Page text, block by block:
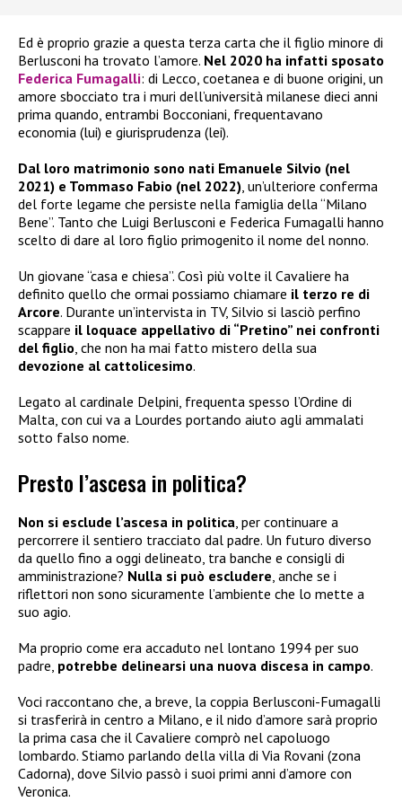
Ed è proprio grazie a questa terza carta che il figlio minore di
Berlusconi ha trovato l’amore. Nel 2020 ha infatti sposato
Federica Fumagalli: di Lecco, coetanea e di buone origini, un
amore sbocciato tra i muri dell’università milanese dieci anni
prima quando, entrambi Bocconiani, frequentavano
economia (lui) e giurisprudenza (lei).
Dal loro matrimonio sono nati Emanuele Silvio (nel
2021) e Tommaso Fabio (nel 2022) , un’ulteriore conferma
del forte legame che persiste nella famiglia della “Milano
Bene”. Tanto che Luigi Berlusconi e Federica Fumagalli hanno
scelto di dare al loro figlio primogenito il nome del nonno.
Un giovane “casa e chiesa”. Così più volte il Cavaliere ha
definito quello che ormai possiamo chiamare il terzo re di
Arcore. Durante un’intervista in TV, Silvio si lasciò perfino
scappare il loquace appellativo di “Pretino” nei confronti
del figlio , che non ha mai fatto mistero della sua
devozione al cattolicesimo.
Legato al cardinale Delpini, frequenta spesso l’Ordine di
Malta, con cui va a Lourdes portando aiuto agli ammalati
sotto falso nome.
Presto l’ascesa in politica?
Non si esclude l’ascesa in politica, per continuare a
percorrere il sentiero tracciato dal padre. Un futuro diverso
da quello fino a oggi delineato, tra banche e consigli di
amministrazione? Nulla si può escludere, anche se i
riflettori non sono sicuramente l’ambiente che lo mette a
suo agio.
Ma proprio come era accaduto nel lontano 1994 per suo
padre, potrebbe delinearsi una nuova discesa in campo.
Voci raccontano che, a breve, la coppia Berlusconi-Fumagalli
si trasferirà in centro a Milano, e il nido d’amore sarà proprio
la prima casa che il Cavaliere comprò nel capoluogo
lombardo. Stiamo parlando della villa di Via Rovani (zona
Cadorna), dove Silvio passò i suoi primi anni d’amore con
Veronica.